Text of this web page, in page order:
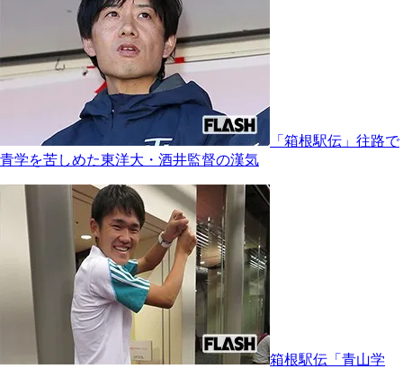
「箱根駅伝」往路で
青学を苦しめた東洋大・酒井監督の漢気
箱根駅伝「青山学